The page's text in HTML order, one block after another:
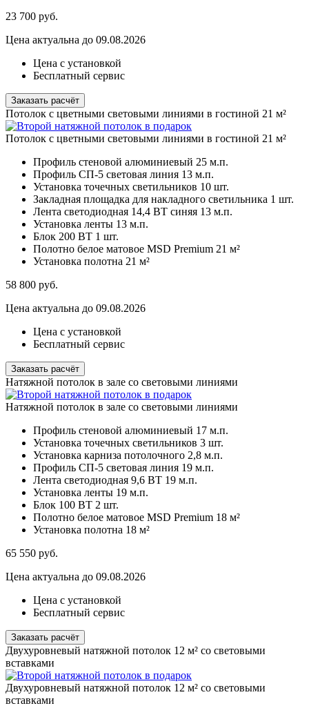
23 700 руб.
Цена актуальна до 09.08.2026
Цена с установкой
Бесплатный сервис
Заказать расчёт
Потолок с цветными световыми линиями в гостиной 21 м²
Потолок с цветными световыми линиями в гостиной 21 м²
Профиль стеновой алюминиевый 25 м.п.
Профиль СП-5 световая линия 13 м.п.
Установка точечных светильников 10 шт.
Закладная площадка для накладного светильника 1 шт.
Лента светодиодная 14,4 ВТ синяя 13 м.п.
Установка ленты 13 м.п.
Блок 200 ВТ 1 шт.
Полотно белое матовое MSD Premium 21 м²
Установка полотна 21 м²
58 800 руб.
Цена актуальна до 09.08.2026
Цена с установкой
Бесплатный сервис
Заказать расчёт
Натяжной потолок в зале со световыми линиями
Натяжной потолок в зале со световыми линиями
Профиль стеновой алюминиевый 17 м.п.
Установка точечных светильников 3 шт.
Установка карниза потолочного 2,8 м.п.
Профиль СП-5 световая линия 19 м.п.
Лента светодиодная 9,6 ВТ 19 м.п.
Установка ленты 19 м.п.
Блок 100 ВТ 2 шт.
Полотно белое матовое MSD Premium 18 м²
Установка полотна 18 м²
65 550 руб.
Цена актуальна до 09.08.2026
Цена с установкой
Бесплатный сервис
Заказать расчёт
Двухуровневый натяжной потолок 12 м² со световыми
вставками
Двухуровневый натяжной потолок 12 м² со световыми
вставками